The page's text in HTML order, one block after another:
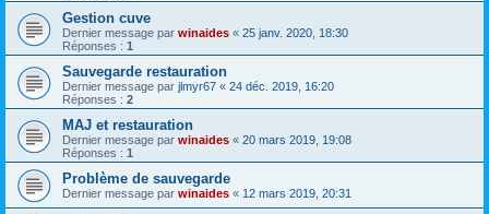
Gestion cuve
Dernier message par winaides « 25 janv. 2020, 18:30
Réponses : 1
Sauvegarde restauration
Dernier message par jlmyr67 « 24 déc. 2019, 16:20
Réponses : 2
MAJ et restauration
Dernier message par winaides « 20 mars 2019, 19:08
Réponses : 1
Problème de sauvegarde
Dernier message par winaides « 12 mars 2019, 20:31